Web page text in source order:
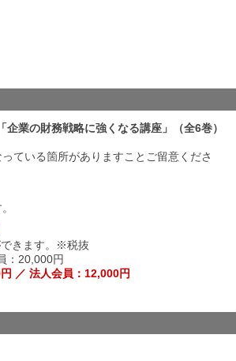
業の財務戦略に強くなる講座」（全6巻）
ている箇所がありますことご留意くださ
できます。※税抜
：20,000円
／ 法人会員：12,000円